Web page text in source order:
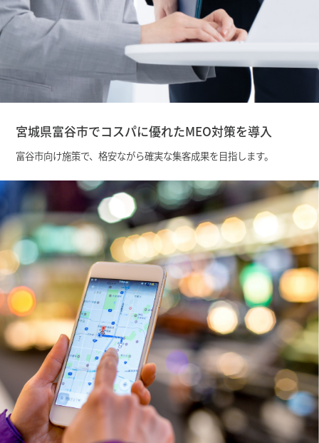
宮城県富谷市でコスパに優れたMEO対策を導入
富谷市向け施策で、格安ながら確実な集客成果を目指します。